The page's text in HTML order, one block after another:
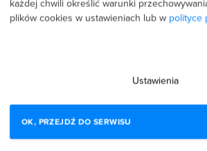
Bardzo dobra platforma szkoleniowa.
kursów, robię je w swoim tempie.
certyfikatów, które mogłam wpisać w CV.
każdej chwili określić warunki
plików cookies w ustawieniach lub w polityce
Ustawienia
OK, PRZEJDŹ DO SERWISU